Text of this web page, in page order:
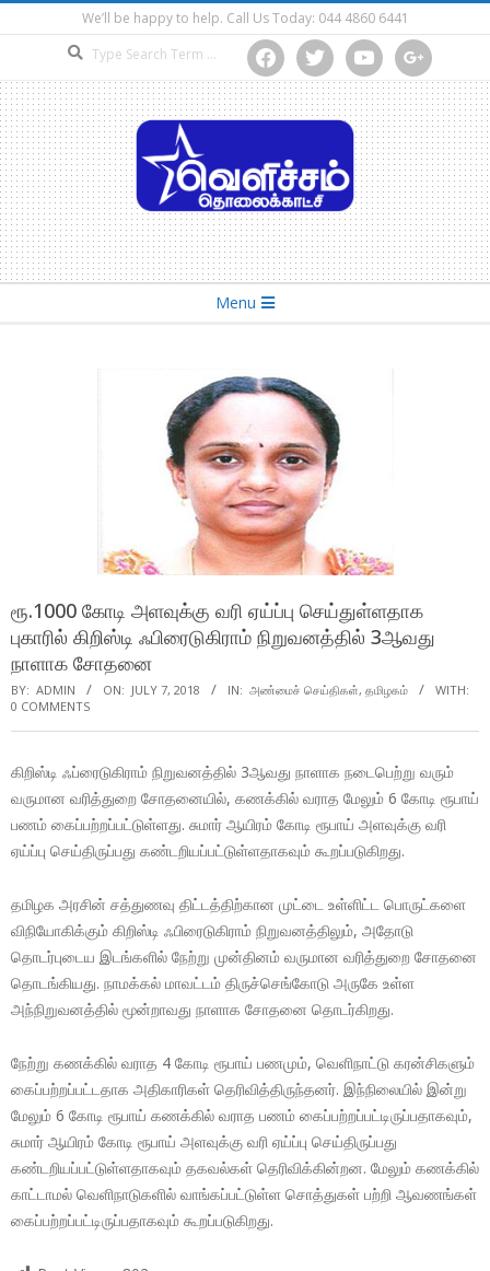
to
We’ll be happy to help. Call Us Today: 044 4860 6441
facebooktwitter youtube google
Menu
ரூ.1000 கோடி அளவுக்கு வரி ஏய்ப்பு செய்துள்ளதாக
புகாரில் கிறிஸ்டி ஃபிரைடுகிராம் நிறுவனத்தில் 3ஆவது
நாளாக சோதனை
BY: ADMIN ON: JULY 7, 2018 IN: அண்மைச் செய்திகள், தமிழகம்
WITH:
0 COMMENTS
கிறிஸ்டி ஃப்ரைடுகிராம் நிறுவனத்தில் 3ஆவது நாளாக நடைபெற்று வரும்
வருமான வரித்துறை சோதனையில், கணக்கில் வராத மேலும் 6 கோடி ரூபாய்
பணம் கைப்பற்றப்பட்டுள்ளது. சுமார் ஆயிரம் கோடி ரூபாய் அளவுக்கு வரி
ஏய்ப்பு செய்திருப்பது கண்டறியப்பட்டுள்ளதாகவும் கூறப்படுகிறது.
தமிழக அரசின் சத்துணவு திட்டத்திற்கான முட்டை உள்ளிட்ட பொருட்களை
விநியோகிக்கும் கிறிஸ்டி ஃபிரைடுகிராம் நிறுவனத்திலும், அதோடு
தொடர்புடைய இடங்களில் நேற்று முன்தினம் வருமான வரித்துறை சோதனை
தொடங்கியது. நாமக்கல் மாவட்டம் திருச்செங்கோடு அருகே உள்ள
அந்நிறுவனத்தில் மூன்றாவது நாளாக சோதனை தொடர்கிறது.
நேற்று கணக்கில் வராத 4 கோடி ரூபாய் பணமும், வெளிநாட்டு கரன்சிகளும்
கைப்பற்றப்பட்டதாக அதிகாரிகள் தெரிவித்திருந்தனர். இந்நிலையில் இன்று
மேலும் 6 கோடி ரூபாய் கணக்கில் வராத பணம் கைப்பற்றப்பட்டிருப்பதாகவும்,
சுமார் ஆயிரம் கோடி ரூபாய் அளவுக்கு வரி ஏய்ப்பு செய்திருப்பது
கண்டறியப்பட்டுள்ளதாகவும் தகவல்கள் தெரிவிக்கின்றன. மேலும் கணக்கில்
காட்டாமல் வெளிநாடுகளில் வாங்கப்பட்டுள்ள சொத்துகள் பற்றி ஆவணங்கள்
கைப்பற்றப்பட்டிருப்பதாகவும் கூறப்படுகிறது.